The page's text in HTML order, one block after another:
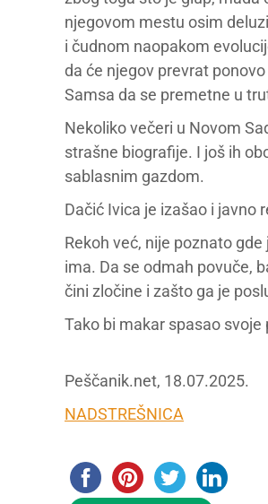
njegovom mestu osim
i čudnom naopakom
da će njegov prevrat
Samsa da se premetne u
Nekoliko večeri u Novom
strašne biografije. I još ih
sablasnim gazdom.
Dačić Ivica je izašao i javno
Rekoh već, nije poznato
ima. Da se odmah povuče,
čini zločine i zašto ga je
Tako bi makar spasao
Peščanik.net, 18.07.2025.
NADSTREŠNICA